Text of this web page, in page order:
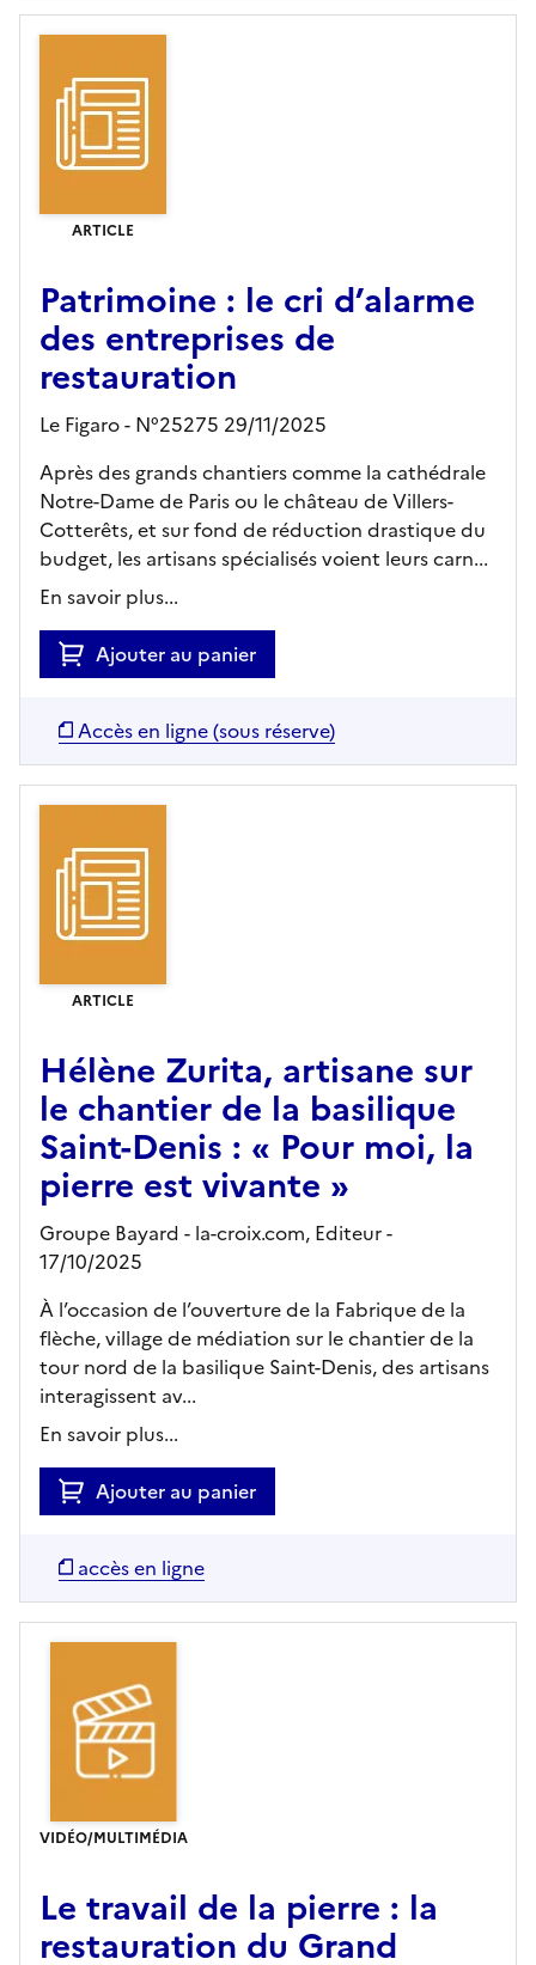
ARTICLE
Patrimoine : le cri d’alarme
des entreprises de
restauration
Le Figaro - N°25275 29/11/2025
Après des grands chantiers comme la cathédrale
Notre-Dame de Paris ou le château de Villers-
Cotterêts, et sur fond de réduction drastique du
budget, les artisans spécialisés voient leurs carn...
En savoir plus...
Ajouter au panier
Accès en ligne (sous réserve)
ARTICLE
Hélène Zurita, artisane sur
le chantier de la basilique
Saint-Denis : « Pour moi, la
pierre est vivante »
Groupe Bayard - la-croix.com, Editeur-
17/10/2025
À l’occasion de l’ouverture de la Fabrique de la
flèche, village de médiation sur le chantier de la
tour nord de la basilique Saint-Denis, des artisans
interagissent av...
En savoir plus...
Ajouter au panier
accès en ligne
VIDÉO/MULTIMÉDIA
Le travail de la pierre : la
restauration du Grand